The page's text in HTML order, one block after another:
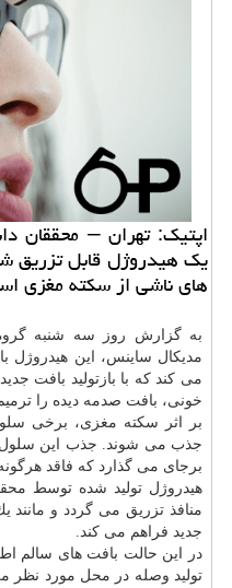
اپتیك: تهران – محققان
یك هیدروژل قابل تزریق
های ناشی از سكته مغزی
به گزارش روز سه شنبه گروه
مدیكال ساینس، این هیدروژل
می كند كه با بازتولید بافت
خونی، بافت صدمه دیده را
بر اثر سكته مغزی، برخی
جذب می شوند. جذب این سلول
برجای می گذارد كه فاقد
هیدروژل تولید شده توسط
منافذ تزریق می گردد و
جدید فراهم می كند.
در این حالت بافت های سالم
تولید وصله در محل مورد نظر